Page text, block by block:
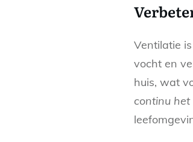
Ventilatie
vocht en
huis, wat
continu